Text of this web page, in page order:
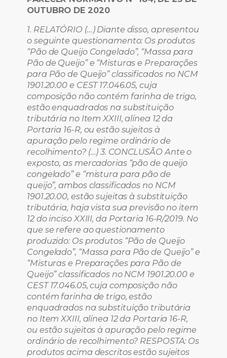
OUTUBRO DE 2020
1. RELATÓRIO (…) Diante disso, apresentou
o seguinte questionamento: Os produtos
“Pão de Queijo Congelado”, “Massa para
Pão de Queijo” e “Misturas e Preparações
para Pão de Queijo” classificados no NCM
1901.20.00 e CEST 17.046.05, cuja
composição não contém farinha de trigo,
estão enquadrados na substituição
tributária no Item XXIII, alínea 12 da
Portaria 16-R, ou estão sujeitos à
apuração pelo regime ordinário de
recolhimento? (…) 3. CONCLUSÃO Ante o
exposto, as mercadorias “pão de queijo
congelado” e “mistura para pão de
queijo”, ambos classificados no NCM
1901.20.00, estão sujeitas à substituição
tributária, haja vista sua previsão no item
12 do inciso XXIII, da Portaria 16-R/2019. No
que se refere ao questionamento
produzido: Os produtos “Pão de Queijo
Congelado”, “Massa para Pão de Queijo” e
“Misturas e Preparações para Pão de
Queijo” classificados no NCM 1901.20.00 e
CEST 17.046.05, cuja composição não
contém farinha de trigo, estão
enquadrados na substituição tributária
no Item XXIII, alínea 12 da Portaria 16-R,
ou estão sujeitos à apuração pelo regime
ordinário de recolhimento? RESPOSTA: Os
produtos acima descritos estão sujeitos